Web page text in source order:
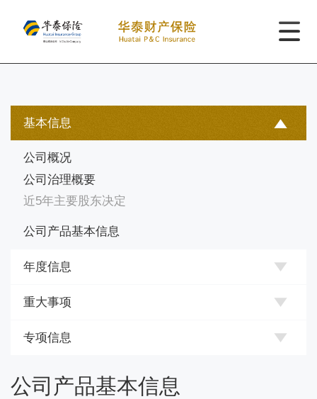
基本信息
公司概况
公司治理概要
近5年主要股东决定
公司产品基本信息
年度信息
重大事项
专项信息
公司产品基本信息